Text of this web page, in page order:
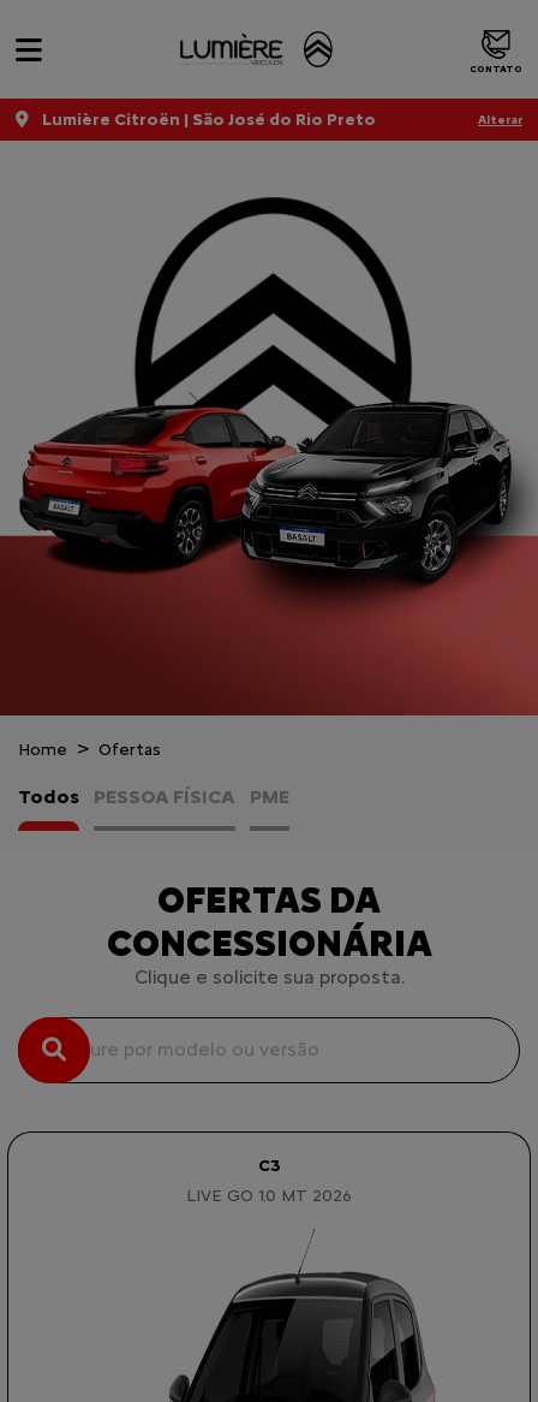
CONTATO
Lumière Citroën | São José do Rio Preto Alterar
Home Ofertas
Todos PESSOA FÍSICA PME
OFERTAS DA
CONCESSIONÁRIA
Clique e solicite sua proposta.
C3
LIVE GO 1.0 MT 2026